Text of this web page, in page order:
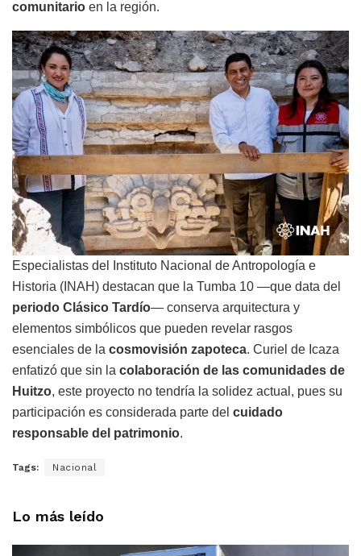
comunitario en la región.
Especialistas del Instituto Nacional de Antropología e
Historia (INAH) destacan que la Tumba 10 —que data del
periodo Clásico Tardío— conserva arquitectura y
elementos simbólicos que pueden revelar rasgos
esenciales de la cosmovisión zapoteca. Curiel de Icaza
enfatizó que sin la colaboración de las comunidades de
Huitzo, este proyecto no tendría la solidez actual, pues su
participación es considerada parte del cuidado
responsable del patrimonio.
Tags: Nacional
Lo más leído